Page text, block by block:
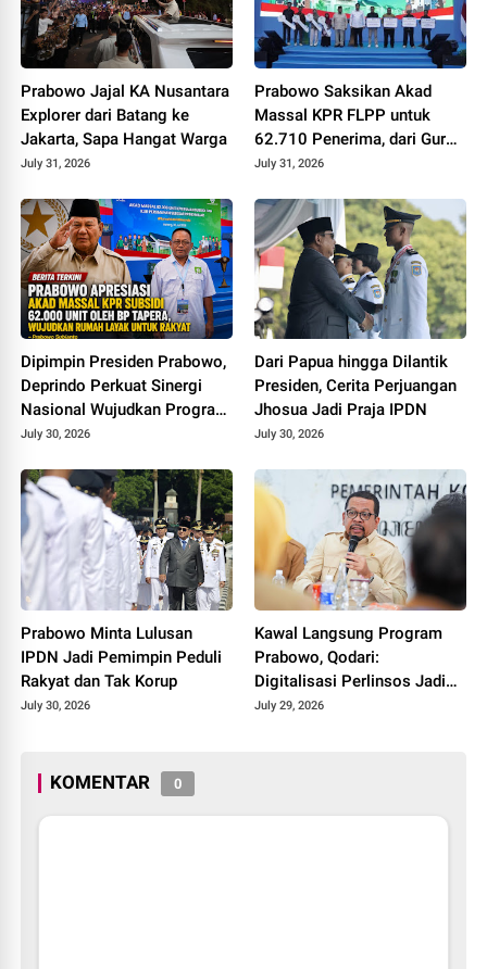
Prabowo Jajal KA Nusantara
Explorer dari Batang ke
Jakarta, Sapa Hangat Warga
July 31, 2026
Prabowo Saksikan Akad
Massal KPR FLPP untuk
62.710 Penerima, dari Guru
SD hingga Pengemudi Ojol
July 31, 2026
Dipimpin Presiden Prabowo,
Deprindo Perkuat Sinergi
Nasional Wujudkan Program
3 Juta Rumah
July 30, 2026
Dari Papua hingga Dilantik
Presiden, Cerita Perjuangan
Jhosua Jadi Praja IPDN
July 30, 2026
Prabowo Minta Lulusan
IPDN Jadi Pemimpin Peduli
Rakyat dan Tak Korup
July 30, 2026
Kawal Langsung Program
Prabowo, Qodari:
Digitalisasi Perlinsos Jadi
Kunci Keadilan Penyaluran
July 29, 2026
KOMENTAR 0